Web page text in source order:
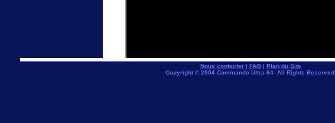
Nous contacter| FAQ| Plan du Site
Copyright © 2004 Commando Ultra 84 All Rights Reserved.